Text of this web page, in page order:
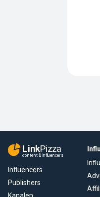
LinkPizza
content & influencers
Influencers
Publishers